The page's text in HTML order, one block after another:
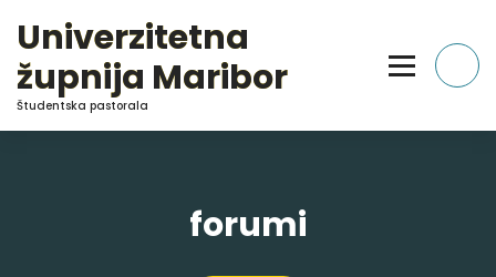
Content
Univerzitetna
župnija Maribor
Študentska pastorala
forumi